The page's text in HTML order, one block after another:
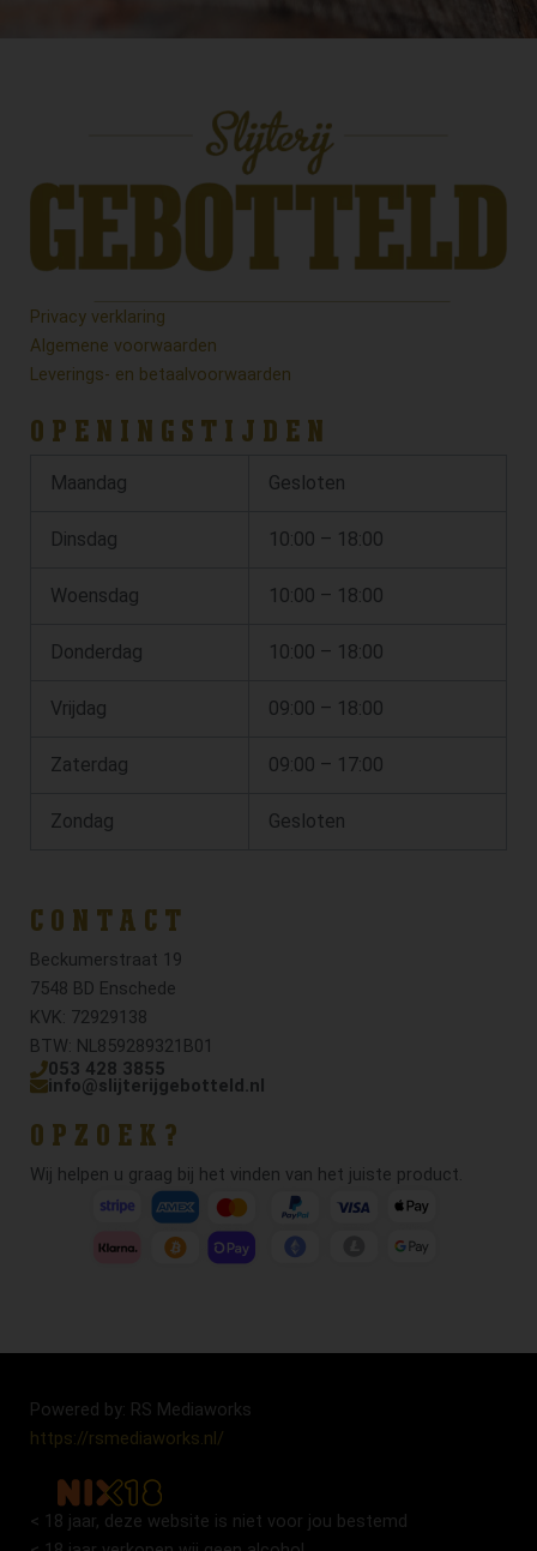
Privacy verklaring
Algemene voorwaarden
Leverings- en betaalvoorwaarden
OPENINGSTIJDEN
Maandag Gesloten
Dinsdag 10:00 – 18:00
Woensdag 10:00 – 18:00
Donderdag 10:00 – 18:00
Vrijdag 09:00 – 18:00
Zaterdag 09:00 – 17:00
Zondag Gesloten
CONTACT
Beckumerstraat 19
7548 BD Enschede
KVK: 72929138
BTW: NL859289321B01
053 428 3855
info@slijterijgebotteld.nl
OPZOEK?
Wij helpen u graag bij het vinden van het juiste product.
Powered by: RS Mediaworks
https://rsmediaworks.nl/
< 18 jaar, deze website is niet voor jou bestemd